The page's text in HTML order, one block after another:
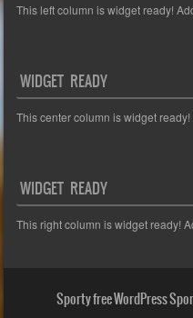
This left column is widget ready!
WIDGET READY
This center column is widget
WIDGET READY
This right column is widget ready!
Sporty free WordPress